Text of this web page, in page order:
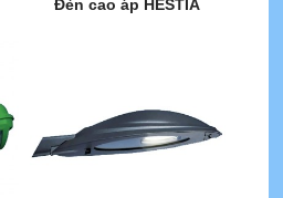
Đèn cao áp HESTIA